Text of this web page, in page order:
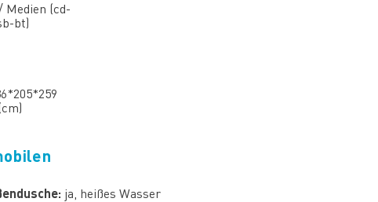
Medien (cd-
bt)
ja, heißes Wasser